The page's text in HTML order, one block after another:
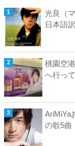
光良（
日本語
桃園空
へ行っ
AriMiYa
の歌5曲